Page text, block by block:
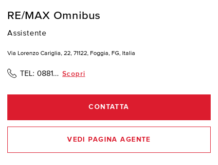
RE/MAX Omnibus
Assistente
Via Lorenzo Cariglia, 22, 71122, Foggia, FG, Italia
TEL: 0881... Scopri
CONTATTA
VEDI PAGINA AGENTE